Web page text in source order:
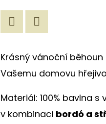
produktu
z
5
Krásný vánoční
Vašemu domovu
Materiál: 100% bavlna
v kombinaci bordó a